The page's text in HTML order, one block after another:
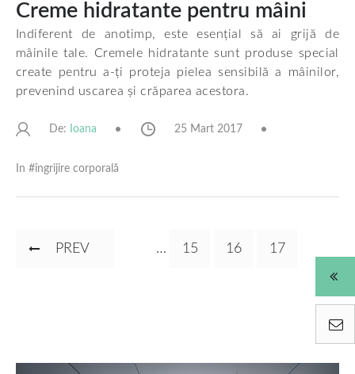
Creme hidratante pentru mâini
Indiferent de anotimp, este esențial să ai grijă de
mâinile tale. Cremele hidratante sunt produse special
create pentru a-ți proteja pielea sensibilă a mâinilor,
prevenind uscarea și crăparea acestora.
De: Ioana 25 Mart 2017
In #îngrijire corporală
Paginare
PAGINA
PREV … PAGINA
15 PAGINA
16
PAGINA
17